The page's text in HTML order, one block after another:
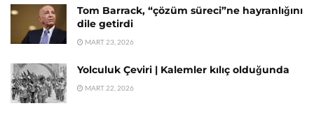
Tom Barrack, “çözüm süreci”ne hayranlığını
dile getirdi
MART 23, 2026
Yolculuk Çeviri | Kalemler kılıç olduğunda
MART 22, 2026